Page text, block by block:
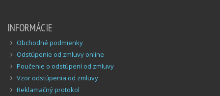
INFORMÁCIE
Obchodné podmienky
Odstúpenie od zmluvy online
Poučenie o odstúpení od zmluvy
Vzor odstúpenia od zmluvy
Reklamačný protokol